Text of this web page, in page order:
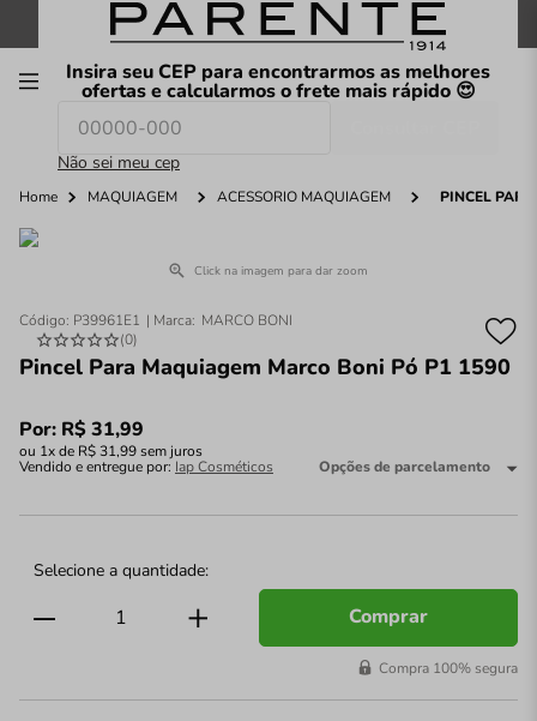
FRETE GRÁTIS nas compras a partir de R$199
Insira seu CEP para encontrarmos as melhores
ofertas e calcularmos o frete mais rápido 😍
Não sei meu cep
O que você procura hoje?
Home MAQUIAGEM ACESSÓRIO MAQUIAGEM PINCEL
Click na imagem para dar zoom
Código: P39961E1
MARCO BONI
(0)
Pincel Para Maquiagem Marco Boni Pó P1 1590
Por: R$31,99
ou 1x de R$31,99sem juros
Vendido e entregue por: Iap Cosméticos Opções de parcelamento
Comprar
Compra 100% segura